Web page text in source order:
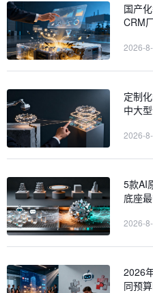
国产
CRM
2026-
定制
中大
2026-
5款AI
底座最
2026-
2026
同预